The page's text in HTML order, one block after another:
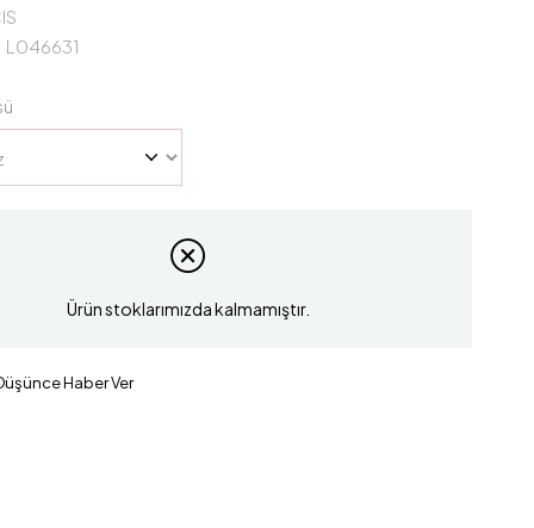
L046631
Ürün stoklarımızda kalmamıştır.
Haber Ver